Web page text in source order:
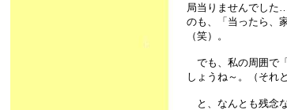
局当りませんでした
のも、「当ったら、
（笑）。
でも、私の周囲で
しょうね～。（それ
と、なんとも残念